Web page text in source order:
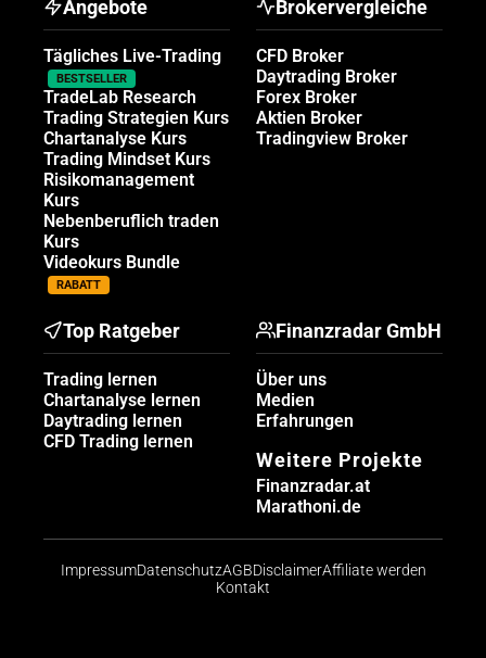
Angebote
Tägliches Live-Trading
BESTSELLER
TradeLab Research
Trading Strategien Kurs
Chartanalyse Kurs
Trading Mindset Kurs
Risikomanagement
Kurs
Nebenberuflich traden
Kurs
Videokurs Bundle
RABATT
Brokervergleiche
CFD Broker
Daytrading Broker
Forex Broker
Aktien Broker
Tradingview Broker
Top Ratgeber
Trading lernen
Chartanalyse lernen
Daytrading lernen
CFD Trading lernen
Finanzradar GmbH
Über uns
Medien
Erfahrungen
Weitere Projekte
Finanzradar.at
Marathoni.de
ImpressumDatenschutzAGBDisclaimerAffiliate werden
Kontakt